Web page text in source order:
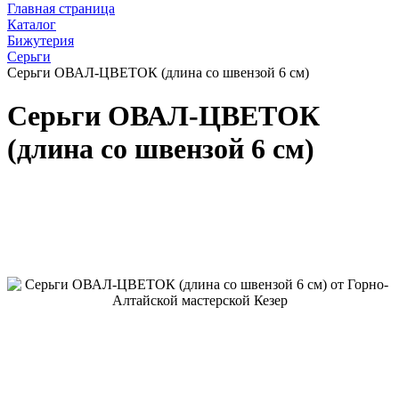
Главная страница
Каталог
Бижутерия
Серьги
Серьги ОВАЛ-ЦВЕТОК (длина со швензой 6 см)
Серьги ОВАЛ-ЦВЕТОК
(длина со швензой 6 см)